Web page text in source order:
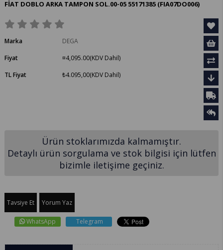
FİAT DOBLO ARKA TAMPON SOL.00-05 55171385 (FIA07DO006)
Marka
DEGA
Fiyat
¤4,095.00(KDV Dahil)
TL Fiyat
₺4.095,00(KDV Dahil)
Ürün stoklarımızda kalmamıştır.
Detaylı ürün sorgulama ve stok bilgisi için lütfen
bizimle iletişime geçiniz.
Tavsiye Et Yorum Yaz
WhatsApp Telegram